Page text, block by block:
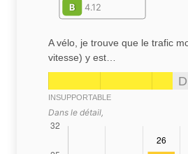
B
4.12
A vélo, je trouve que le trafic
vitesse) y est…
D
INSUPPORTABLE
Dans le détail,